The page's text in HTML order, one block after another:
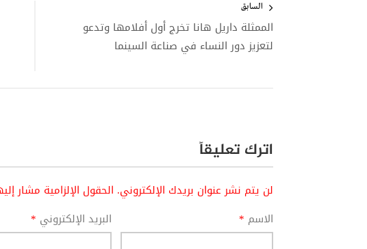
المقالات
السابق
الممثلة داريل هانا تخرج أول أفلامها وتدعو
لتعزيز دور النساء في صناعة السينما
اترك تعليقاً
لن يتم نشر عنوان بريدك الإلكتروني. الحقول الإلزامية مشار
الاسم * البريد الإلكتروني *